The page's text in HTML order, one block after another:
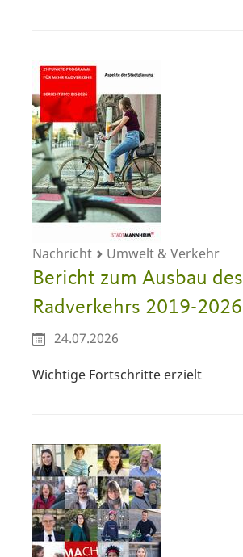
Nachricht Umwelt & Verkehr
Bericht zum Ausbau des
Radverkehrs 2019-2026
24.07.2026
Wichtige Fortschritte erzielt